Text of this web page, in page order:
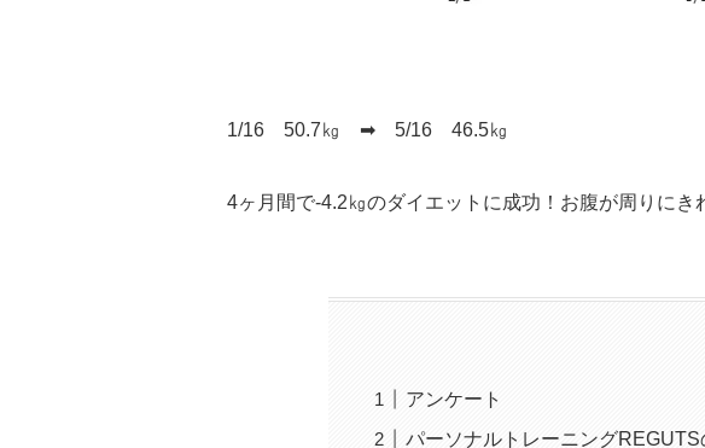
1/16 50.7㎏ ➡ 5/16 46.5㎏
4ヶ月間で-4.2㎏のダイエットに成功！お腹が周りにき
アンケート
パーソナルトレーニング